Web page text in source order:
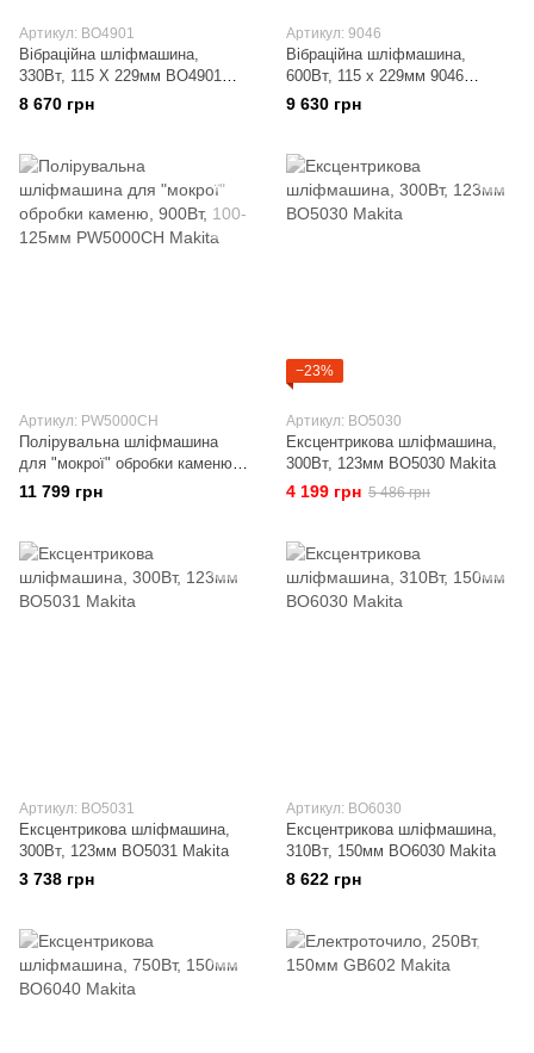
Артикул: BO4901
Вібраційна шліфмашина,
330Вт, 115 Х 229мм BO4901
Makita
8 670 грн
Артикул: 9046
Вібраційна шліфмашина,
600Вт, 115 x 229мм 9046
Makita
9 630 грн
Артикул: PW5000CH
Полірувальна шліфмашина
для "мокрої" обробки каменю,
900Вт, 100-125мм PW5000CH
11 799 грн
−23%
Артикул: BO5030
Ексцентрикова шліфмашина,
300Вт, 123мм BO5030 Makita
4 199 грн 5 486 грн
Артикул: BO5031
Ексцентрикова шліфмашина,
300Вт, 123мм BO5031 Makita
3 738 грн
Артикул: BO6030
Ексцентрикова шліфмашина,
310Вт, 150мм BO6030 Makita
8 622 грн